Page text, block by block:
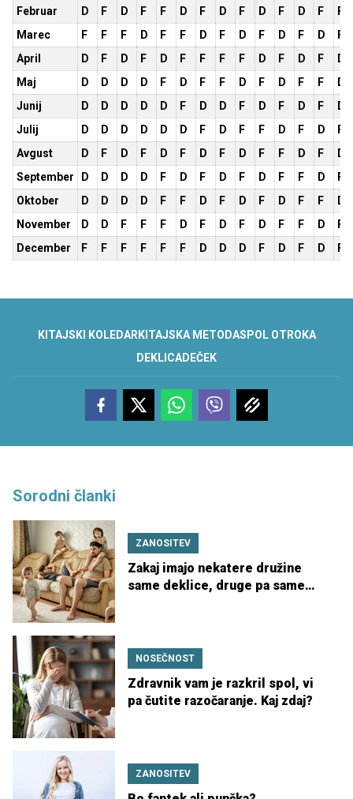
Februar
D F D F F D F D F D F D F
F
Marec
F F F D F F D F D F D F D
F
April
D F D F D F F F F D F D F
D
Maj
D D D D F D F F D F D F F
D
Junij
D D D D D F D D F D F D F
D
Julij
D D D D D D F D F F D F D
F
Avgust
D F D F D F D F D F F D F
D
September
D D D D F D F D F D F F D
F
Oktober
D D D D F F D F D F D F F
D
November
D D F F F D F D F D F F D
F
December
F F F F F F D D D F D F D F
KITAJSKI KOLEDARKITAJSKA METODASPOL OTROKA
DEKLICADEČEK
Sorodni članki
ZANOSITEV
Zakaj imajo nekatere družine
same deklice, druge pa same
NOSEČNOST
Zdravnik vam je razkril spol, vi
pa čutite razočaranje. Kaj zdaj?
ZANOSITEV